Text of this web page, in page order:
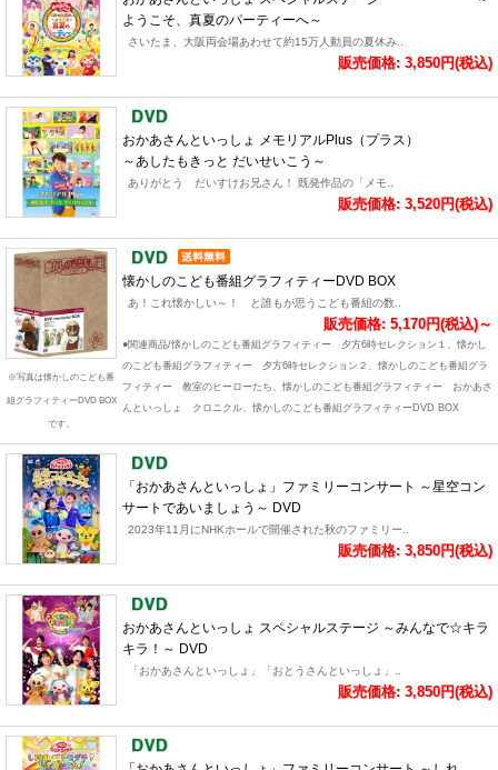
ようこそ、真夏のパーティーへ～
さいたま、大阪両会場あわせて約15万人動員の夏休み..
販売価格: 3,850円(税込)
おかあさんといっしょ メモリアルPlus（プラス）
～あしたもきっと だいせいこう～
ありがとう だいすけお兄さん！ 既発作品の「メモ..
販売価格: 3,520円(税込)
※写真は懐かしのこども番
組グラフィティーDVD BOX
です。
懐かしのこども番組グラフィティーDVD BOX
あ！これ懐かしい～！ と誰もが思うこども番組の数..
販売価格: 5,170円(税込)～
●関連商品/懐かしのこども番組グラフィティー 夕方6時セレクション１、懐かし
のこども番組グラフィティー 夕方6時セレクション２、懐かしのこども番組グラ
フィティー 教室のヒーローたち、懐かしのこども番組グラフィティー おかあさ
んといっしょ クロニクル、懐かしのこども番組グラフィティーDVD BOX
「おかあさんといっしょ」ファミリーコンサート ～星空コン
サートであいましょう～ DVD
2023年11月にNHKホールで開催された秋のファミリー..
販売価格: 3,850円(税込)
おかあさんといっしょ スペシャルステージ ～みんなで☆キラ
キラ！～ DVD
「おかあさんといっしょ」「おとうさんといっしょ」..
販売価格: 3,850円(税込)